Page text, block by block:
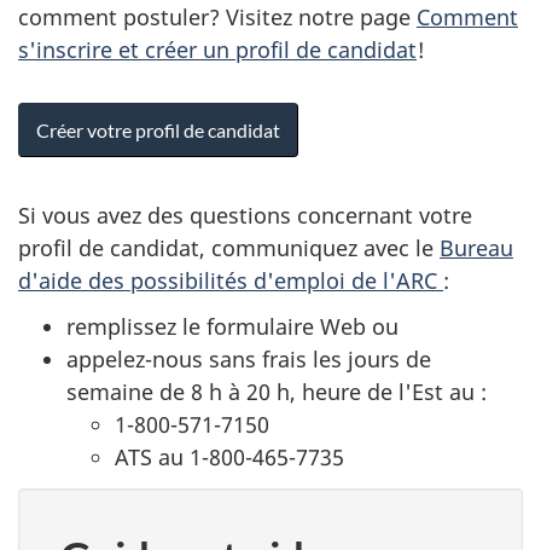
comment postuler? Visitez notre page Comment
s'inscrire et créer un profil de candidat!
Créer votre profil de candidat
Si vous avez des questions concernant votre
profil de candidat, communiquez avec le Bureau
d'aide des possibilités d'emploi de l'ARC :
remplissez le formulaire Web ou
appelez-nous sans frais les jours de
semaine de 8 h à 20 h, heure de l'Est au :
1-800-571-7150
ATS au 1-800-465-7735